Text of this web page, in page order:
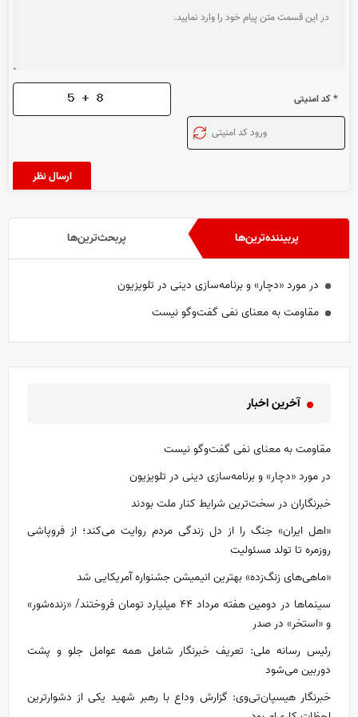
* کد امنیتی
پربیننده‌ترین‌ها پربحث‌ترین‌ها
در مورد «دچار» و برنامه‌سازی دینی در تلویزیون
مقاومت به معنای نفی گفت‌و‌گو نیست
آخرین اخبار
مقاومت به معنای نفی گفت‌و‌گو نیست
در مورد «دچار» و برنامه‌سازی دینی در تلویزیون
خبرنگاران در سخت‌ترین شرایط کنار ملت بودند
«اهل ایران» جنگ را از دل زندگی مردم روایت می‌کند؛ از فروپاشی
روزمره تا تولد مسئولیت
«ماهی‌های زنگ‌زده» بهترین انیمیشن جشنواره آمریکایی شد
سینماها در دومین هفته‌ مرداد ۴۴ میلیارد تومان فروختند/ «زنده‌شور»
و «استخر» در صدر
رئیس رسانه ملی: تعریف خبرنگار شامل همه عوامل جلو و پشت
دوربین می‌شود
خبرنگار هیسپان‌تی‌وی: گزارش وداع با رهبر شهید یکی از دشوارترین